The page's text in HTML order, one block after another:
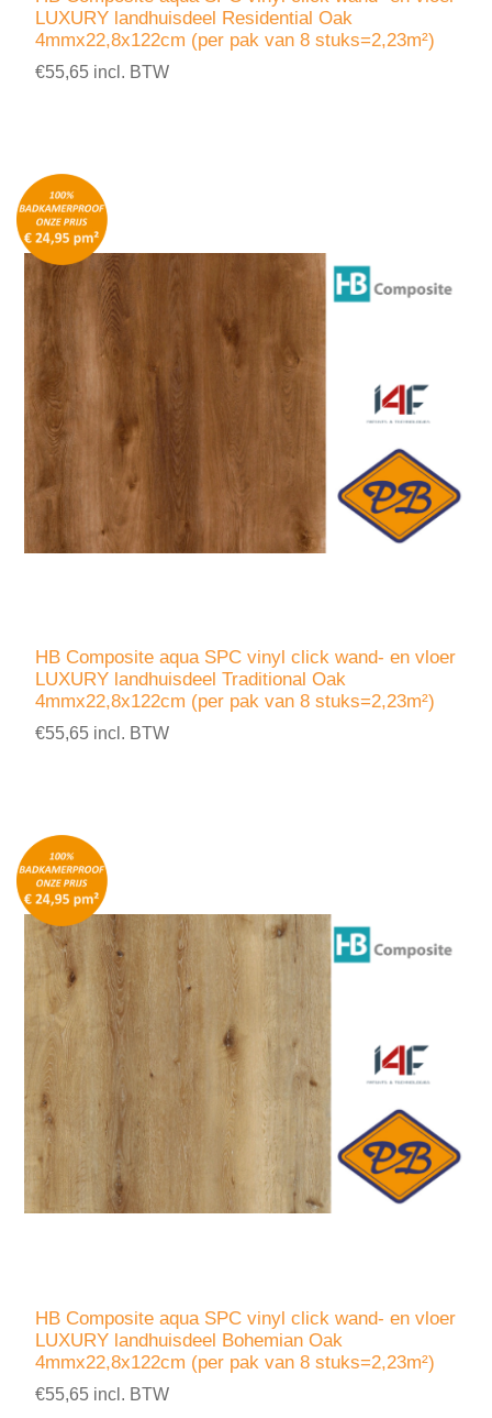
LUXURY landhuisdeel Residential Oak
4mmx22,8x122cm (per pak van 8 stuks=2,23m²)
€55,65 incl. BTW
HB Composite aqua SPC vinyl click wand- en vloer
LUXURY landhuisdeel Traditional Oak
4mmx22,8x122cm (per pak van 8 stuks=2,23m²)
€55,65 incl. BTW
HB Composite aqua SPC vinyl click wand- en vloer
LUXURY landhuisdeel Bohemian Oak
4mmx22,8x122cm (per pak van 8 stuks=2,23m²)
€55,65 incl. BTW